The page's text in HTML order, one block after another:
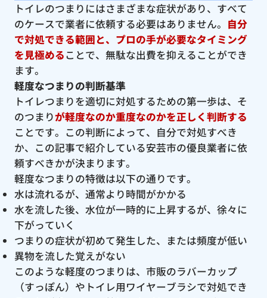
トイレのつまりにはさまざまな症状があり、すべて
のケースで業者に依頼する必要はありません。 自分
で対処できる範囲と、プロの手が必要なタイミング
を見極めることで、無駄な出費を抑えることができ
ます。
軽度なつまりの判断基準
トイレつまりを適切に対処するための第一歩は、そ
のつまりが軽度なのか重度なのかを正しく判断する
ことです。この判断によって、自分で対処すべき
か、この記事で紹介している安芸市の優良業者に依
頼すべきかが決まります。
軽度なつまりの特徴は以下の通りです。
水は流れるが、通常より時間がかかる
水を流した後、水位が一時的に上昇するが、徐々に
下がっていく
つまりの症状が初めて発生した、または頻度が低い
異物を流した覚えがない
このような軽度のつまりは、市販のラバーカップ
（すっぽん）やトイレ用ワイヤーブラシで対処でき